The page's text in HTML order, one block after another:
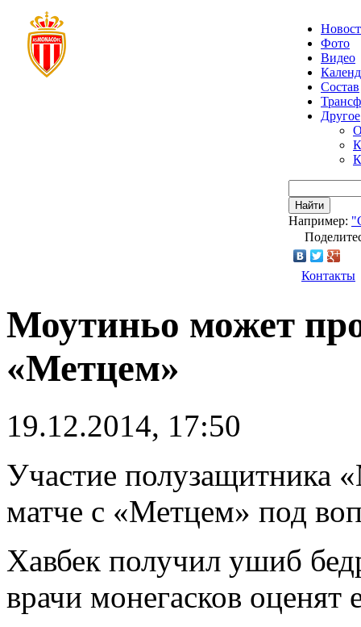
Фото
Видео
Состав
Другое
Найти
Например:
Контакты
Моутиньо может
«Метцем»
19.12.2014, 17:50
Участие полузащитника
матче с «Метцем» под
Хавбек получил ушиб
врачи монегасков оценят